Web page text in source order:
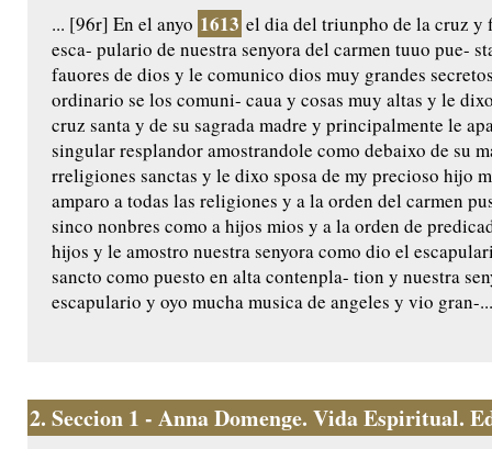
... [96r] En el anyo 1613 el dia del triunpho de la cruz y
esca- pulario de nuestra senyora del carmen tuuo pue-
fauores de dios y le comunico dios muy grandes
ordinario se los comuni- caua y cosas muy altas y le
cruz santa y de su sagrada madre y principalmente le
singular resplandor amostrandole como debaixo de su
rreligiones sanctas y le dixo sposa de my precioso hijo
amparo a todas las religiones y a la orden del carmen
sinco nonbres como a hijos mios y a la orden de
hijos y le amostro nuestra senyora como dio el
sancto como puesto en alta contenpla- tion y nuestra
escapulario y oyo mucha musica de angeles y vio gran-...
2. Seccion 1 - Anna Domenge. Vida Espiritual.